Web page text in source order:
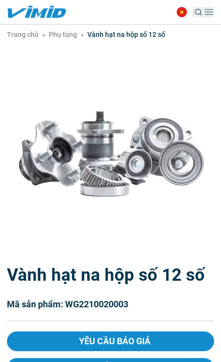
Trang chủ » Phụ tùng » Vành hạt na hộp số 12 số
Vành hạt na hộp số 12 số
Mã sản phẩm: WG2210020003
YÊU CẦU BÁO GIÁ